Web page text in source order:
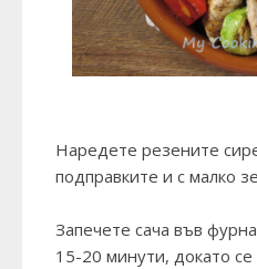
Наредете резените
подправките и с малко
Запечете сача във
15-20 минути, докато